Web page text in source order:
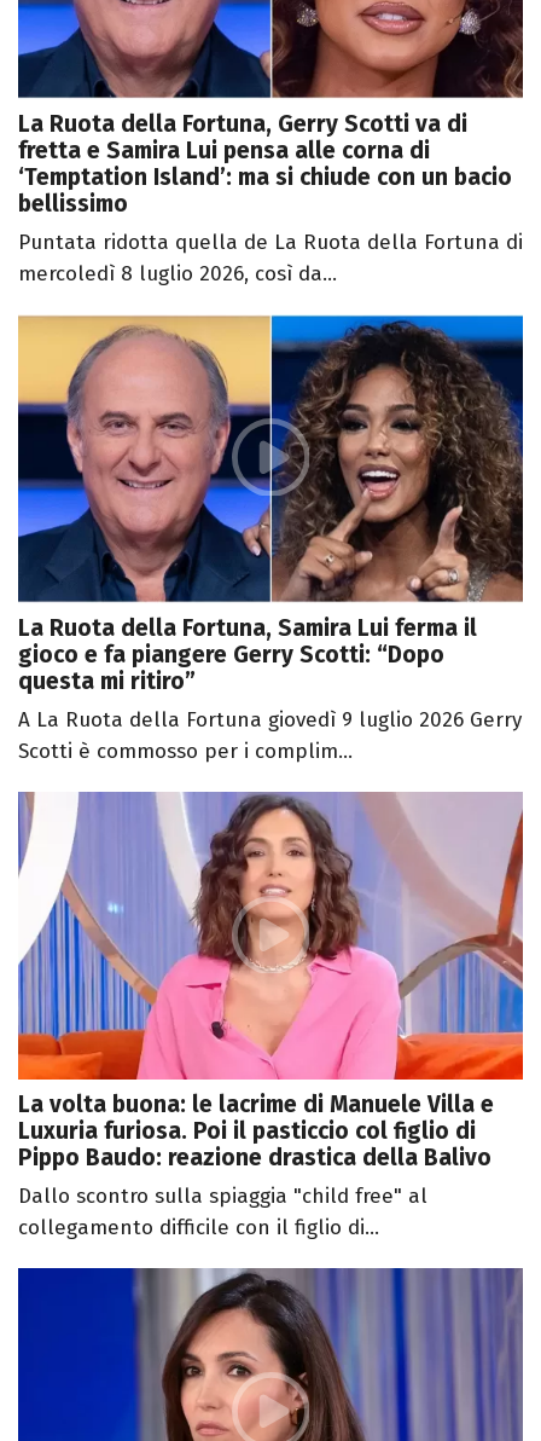
La Ruota della Fortuna, Gerry Scotti va di
fretta e Samira Lui pensa alle corna di
‘Temptation Island’: ma si chiude con un bacio
bellissimo
Puntata ridotta quella de La Ruota della Fortuna di
mercoledì 8 luglio 2026, così da...
La Ruota della Fortuna, Samira Lui ferma il
gioco e fa piangere Gerry Scotti: “Dopo
questa mi ritiro”
A La Ruota della Fortuna giovedì 9 luglio 2026 Gerry
Scotti è commosso per i complim...
La volta buona: le lacrime di Manuele Villa e
Luxuria furiosa. Poi il pasticcio col figlio di
Pippo Baudo: reazione drastica della Balivo
Dallo scontro sulla spiaggia "child free" al
collegamento difficile con il figlio di...